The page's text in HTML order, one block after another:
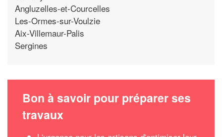
Angluzelles-et-Courcelles
Les-Ormes-sur-Voulzie
Aix-Villemaur-Palis
Sergines
Bon à savoir pour préparer ses
travaux